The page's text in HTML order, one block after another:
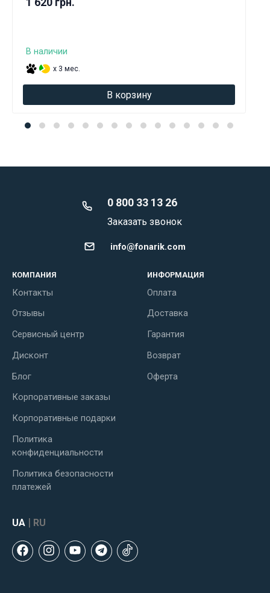
В наличии
x 3 мес.
В корзину
0 800 33 13 26
Заказать звонок
info@fonarik.com
КОМПАНИЯ
Контакты
Отзывы
Сервисный центр
Дисконт
Блог
Корпоративные заказы
Корпоративные подарки
Политика
конфиденциальности
Политика безопасности
платежей
ИНФОРМАЦИЯ
Оплата
Доставка
Гарантия
Возврат
Оферта
UA | RU